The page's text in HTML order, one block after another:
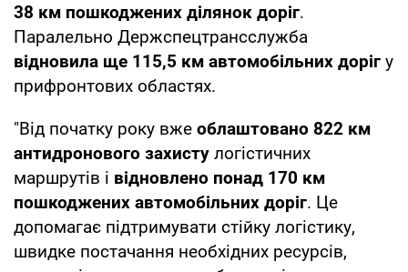
38 км пошкоджених ділянок доріг.
Паралельно Держспецтрансслужба
відновила ще 115,5 км автомобільних доріг у
прифронтових областях.
"Від початку року вже облаштовано 822 км
антидронового захисту логістичних
маршрутів і відновлено понад 170 км
пошкоджених автомобільних доріг. Це
допомагає підтримувати стійку логістику,
швидке постачання необхідних ресурсів,